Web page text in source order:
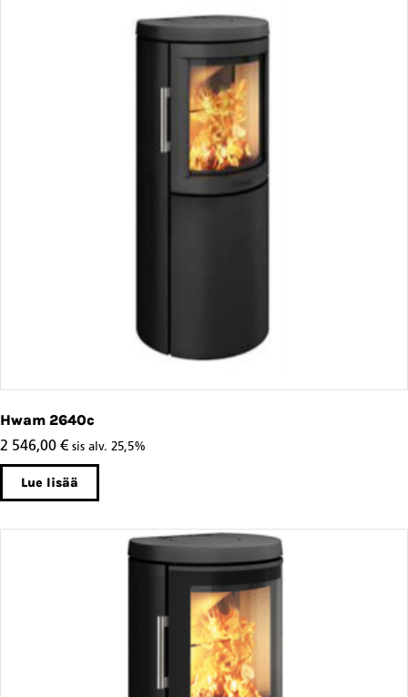
Hwam 2640c
2 546,00 € sis alv. 25,5%
Lue lisää